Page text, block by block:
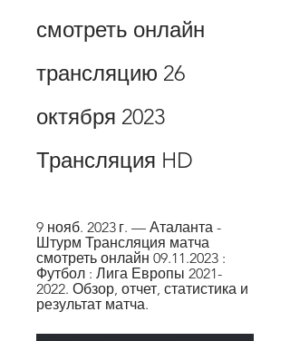
смотреть онлайн
трансляцию 26
октября 2023
Трансляция HD
9 нояб. 2023 г. — Аталанта -
Штурм Трансляция матча
смотреть онлайн 09.11.2023 :
Футбол : Лига Европы 2021-
2022. Обзор, отчет, статистика и
результат матча.